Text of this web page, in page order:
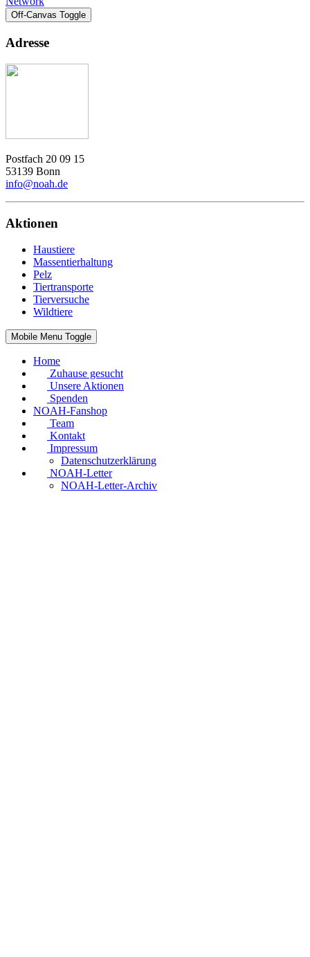
Off-Canvas Toggle
Adresse
Postfach 20 09 15
53139 Bonn
info@noah.de
Aktionen
Haustiere
Massentierhaltung
Pelz
Tiertransporte
Tierversuche
Wildtiere
Mobile Menu Toggle
Home
Zuhause gesucht
Unsere Aktionen
Spenden
NOAH-Fanshop
Team
Kontakt
Impressum
Datenschutzerklärung
NOAH-Letter
NOAH-Letter-Archiv